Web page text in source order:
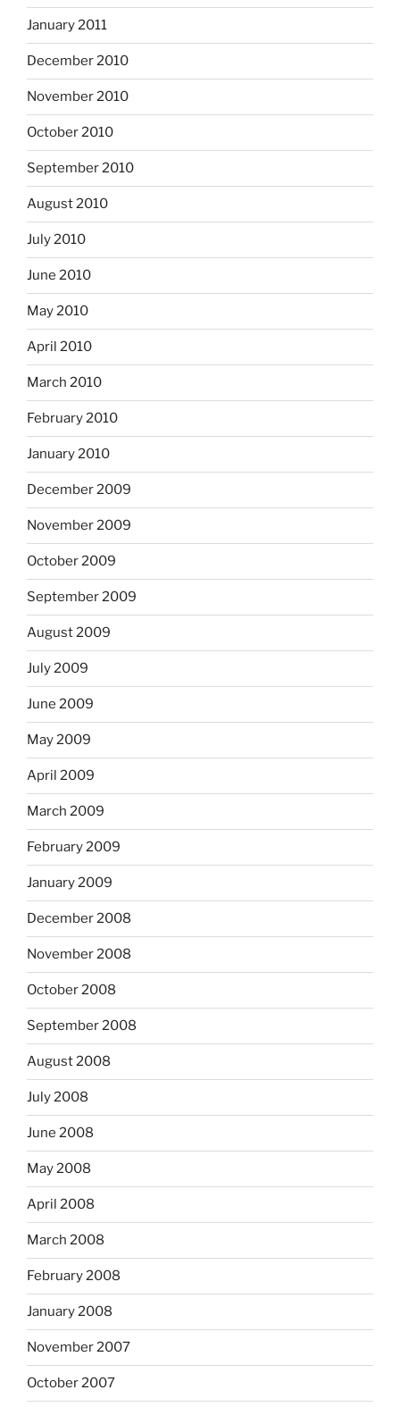
January 2011
December 2010
November 2010
October 2010
September 2010
August 2010
July 2010
June 2010
May 2010
April 2010
March 2010
February 2010
January 2010
December 2009
November 2009
October 2009
September 2009
August 2009
July 2009
June 2009
May 2009
April 2009
March 2009
February 2009
January 2009
December 2008
November 2008
October 2008
September 2008
August 2008
July 2008
June 2008
May 2008
April 2008
March 2008
February 2008
January 2008
November 2007
October 2007